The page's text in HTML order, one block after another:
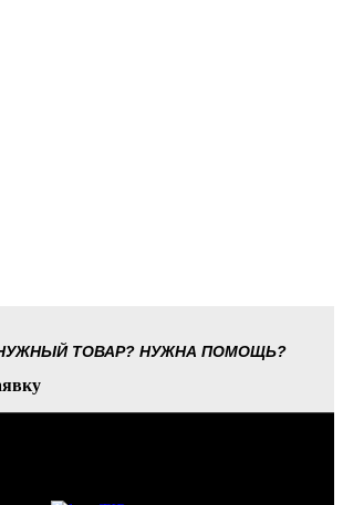
ТОВАР? НУЖНА ПОМОЩЬ?